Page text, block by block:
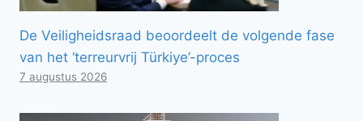
De Veiligheidsraad beoordeelt de volgende fase
van het ‘terreurvrij Türkiye’-proces
7 augustus 2026